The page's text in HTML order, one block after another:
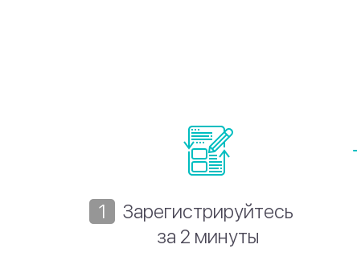
Зарегистрируйтесь
за 2 минуты